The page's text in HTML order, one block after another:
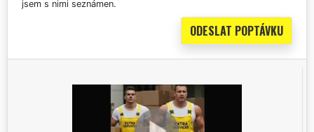
jsem s nimi seznámen.